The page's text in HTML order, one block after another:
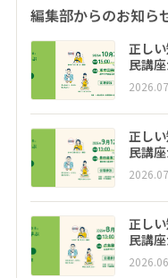
編集部からのお知ら
正し
民講
正し
民講
正し
民講